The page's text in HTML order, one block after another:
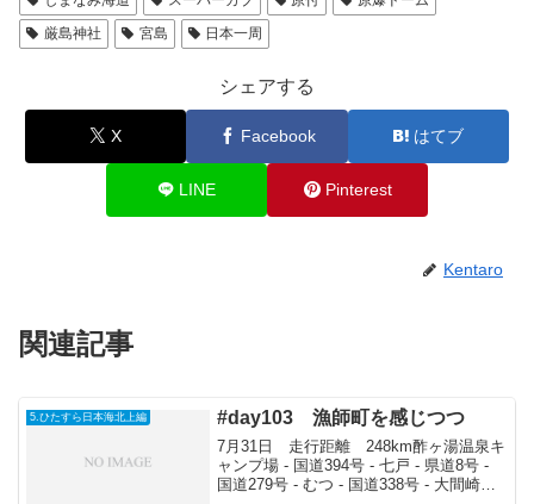
厳島神社
宮島 日本一周
シェアする
X Facebook はてブ
LINE Pinterest
Kentaro
関連記事
5.ひたすら日本海北上編 #day103 漁師町を感じつつ
7月31日 走行距離 248km酢ヶ湯温泉キ
ャンプ場 - 国道394号 - 七戸 - 県道8号 -
国道279号 - むつ - 国道338号 - 大間崎キ